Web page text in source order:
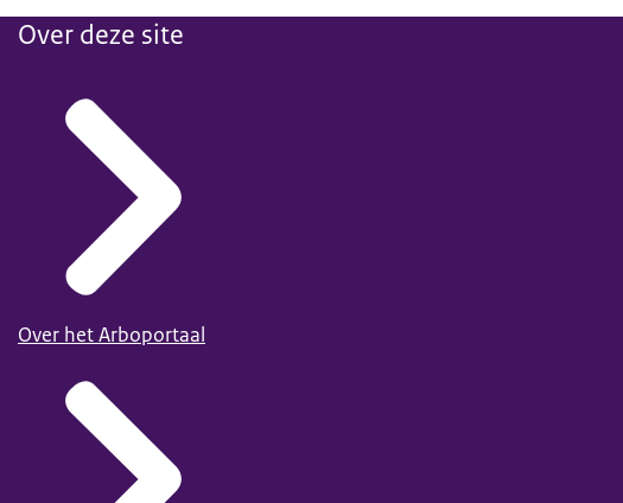
Over deze site
Over het Arboportaal